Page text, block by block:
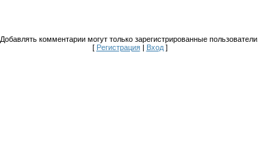
Добавлять комментарии могут только зарегистрированные пользователи.
[ Регистрация| Вход]